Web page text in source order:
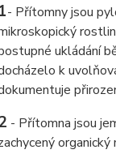
1- Přítomny jsou
ukládání
k
- Přítomna jsou